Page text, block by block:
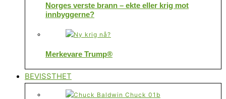
Norges verste brann – ekte eller krig mot
innbyggerne?
Merkevare Trump®
BEVISSTHET